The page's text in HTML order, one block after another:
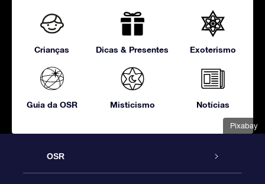
Pixabay
Crianças Dicas & Presentes Exoterismo
Guia da OSR Misticismo Notícias
OSR